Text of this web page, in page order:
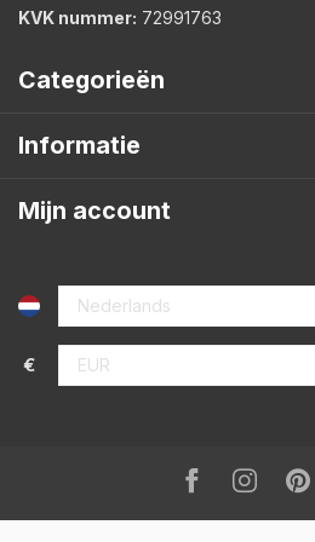
KVK nummer: 72991763
Categorieën
Informatie
Mijn account
€